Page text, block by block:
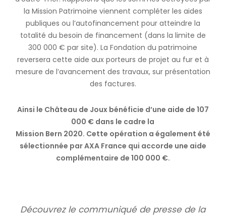
la Mission Patrimoine viennent compléter les aides
publiques ou l’autofinancement pour atteindre la
totalité du besoin de financement (dans la limite de
300 000 € par site). La Fondation du patrimoine
reversera cette aide aux porteurs de projet au fur et à
mesure de l’avancement des travaux, sur présentation
des factures.
Ainsi le Château de Joux bénéficie d’une aide de 107
000 € dans le cadre la
Mission Bern 2020. Cette opération a également été
sélectionnée par AXA France qui accorde une aide
complémentaire de 100 000 €.
Découvrez le communiqué de presse de la